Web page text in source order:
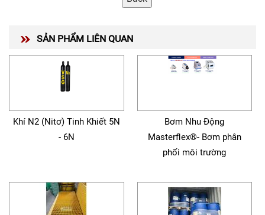
SẢN PHẨM LIÊN QUAN
Khí N2 (Nitơ) Tinh Khiết 5N
- 6N
Bơm Nhu Động
Masterflex®- Bơm phân
phối môi trường